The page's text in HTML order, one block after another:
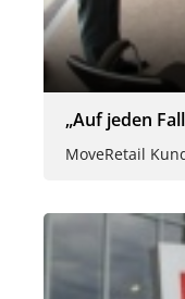
„Auf jeden
MoveRetail